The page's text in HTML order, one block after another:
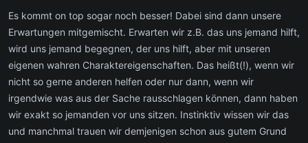
Es kommt on top sogar noch besser! Dabei sind dann unsere
Erwartungen mitgemischt. Erwarten wir z.B. das uns jemand hilft,
wird uns jemand begegnen, der uns hilft, aber mit unseren
eigenen wahren Charaktereigenschaften. Das heißt(!), wenn wir
nicht so gerne anderen helfen oder nur dann, wenn wir
irgendwie was aus der Sache rausschlagen können, dann haben
wir exakt so jemanden vor uns sitzen. Instinktiv wissen wir das
und manchmal trauen wir demjenigen schon aus gutem Grund